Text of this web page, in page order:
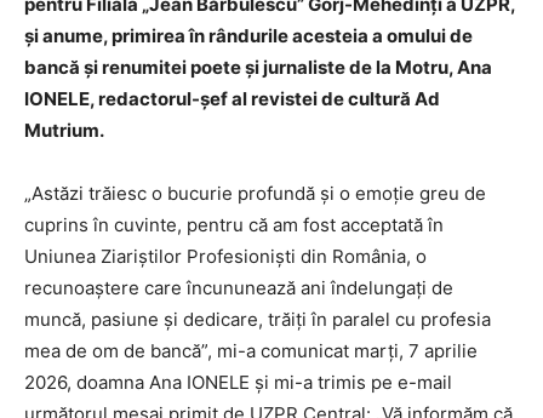
pentru Filiala „Jean Bărbulescu” Gorj-Mehedinți a UZPR,
și anume, primirea în rândurile acesteia a omului de
bancă și renumitei poete și jurnaliste de la Motru, Ana
IONELE, redactorul-șef al revistei de cultură Ad
Mutrium.
„Astăzi trăiesc o bucurie profundă și o emoție greu de
cuprins în cuvinte, pentru că am fost acceptată în
Uniunea Ziariștilor Profesioniști din România, o
recunoaștere care încununează ani îndelungați de
muncă, pasiune și dedicare, trăiți în paralel cu profesia
mea de om de bancă”, mi-a comunicat marți, 7 aprilie
2026, doamna Ana IONELE și mi-a trimis pe e-mail